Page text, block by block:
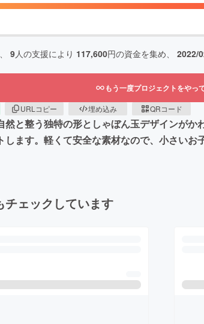
9人の支援により 117,600円の資金を集め、 2022/
もう一度プロジェクトをやっ
URLコピー 埋め込み QRコード
と整う独特の形としゃぼん玉デザインが
ます。軽くて安全な素材なので、小さい
チェックしています